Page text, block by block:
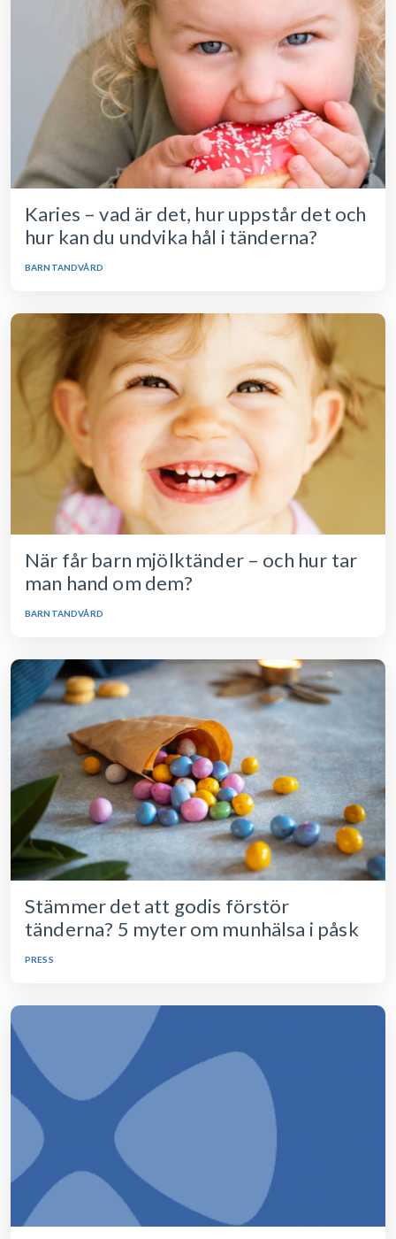
Karies – vad är det, hur uppstår det och
hur kan du undvika hål i tänderna?
BARNTANDVÅRD
När får barn mjölktänder – och hur tar
man hand om dem?
BARNTANDVÅRD
Stämmer det att godis förstör
tänderna? 5 myter om munhälsa i påsk
PRESS